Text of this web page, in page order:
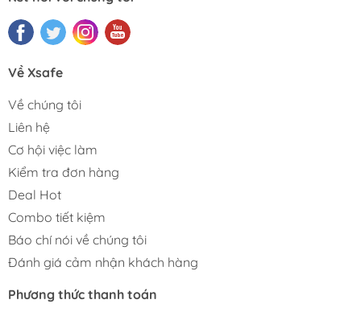
Về Xsafe
Về chúng tôi
Liên hệ
Cơ hội việc làm
Kiểm tra đơn hàng
Deal Hot
Combo tiết kiệm
Báo chí nói về chúng tôi
Đánh giá cảm nhận khách hàng
Phương thức thanh toán